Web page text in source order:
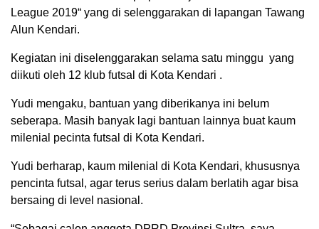
League 2019“ yang di selenggarakan di lapangan Tawang
Alun Kendari.
Kegiatan ini diselenggarakan selama satu minggu yang
diikuti oleh 12 klub futsal di Kota Kendari .
Yudi mengaku, bantuan yang diberikanya ini belum
seberapa. Masih banyak lagi bantuan lainnya buat kaum
milenial pecinta futsal di Kota Kendari.
Yudi berharap, kaum milenial di Kota Kendari, khususnya
pencinta futsal, agar terus serius dalam berlatih agar bisa
bersaing di level nasional.